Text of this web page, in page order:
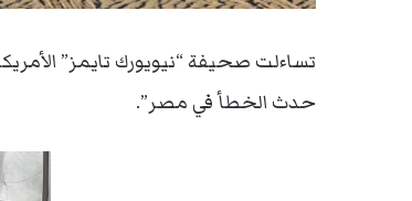
تساءلت صحيفة “نيويورك تايمز”
حدث الخطأ في مصر”.